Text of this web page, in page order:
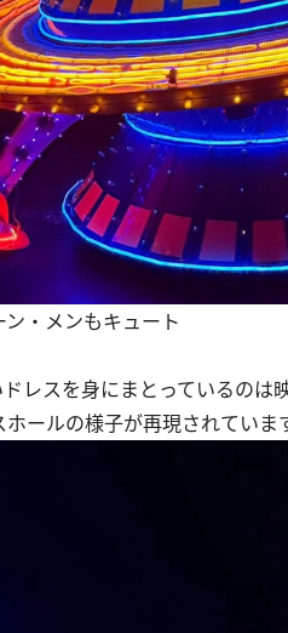
・メンもキュート
レスを身にまとっているの
ールの様子が再現されていま